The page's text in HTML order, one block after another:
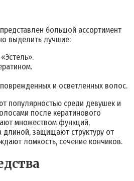
большой ассортимент
выделить лучшие:
и осветленных волос.
популярностью среди девушек и
после кератинового
множеством функций,
длиной, защищают структуру от
ломкость, сечение кончиков.